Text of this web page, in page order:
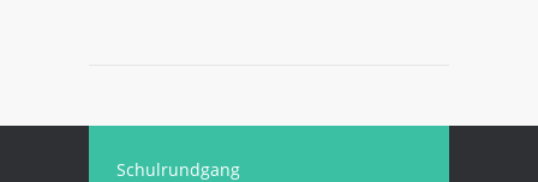
Schulrundgang